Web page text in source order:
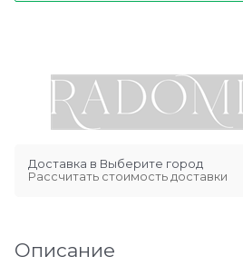
Доставка в Выберите город
Рассчитать стоимость доставки
Описание